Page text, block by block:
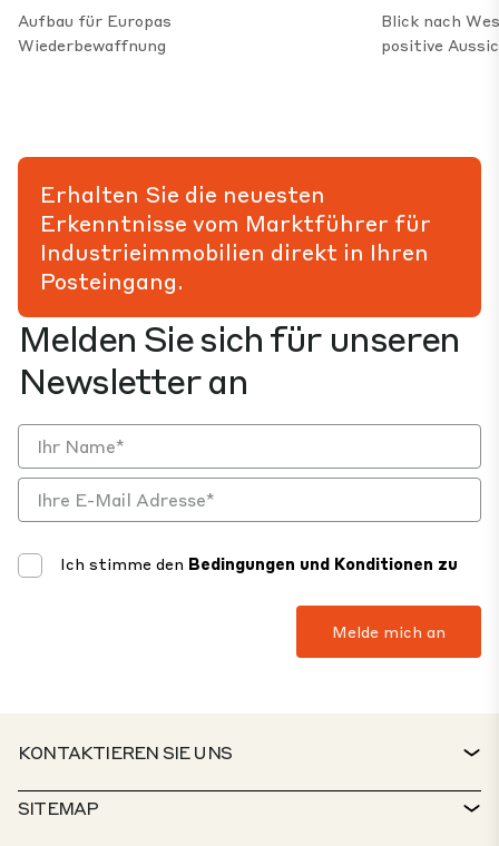
Aufbau für Europas
Wiederbewaffnung
Blick nach
positive
Melden Sie sich für unseren
Newsletter an
Ich stimme den Bedingungen und Konditionen zu
Erhalten Sie die neuesten
Erkenntnisse vom Marktführer für
Industrieimmobilien direkt in Ihren
Posteingang.
KONTAKTIEREN SIE UNS
KONTAKT
SITEMAP